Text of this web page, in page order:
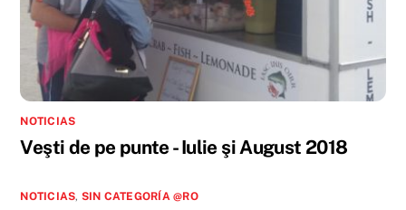
NOTICIAS
Veşti de pe punte - Iulie şi August 2018
NOTICIAS, SIN CATEGORÍA @RO